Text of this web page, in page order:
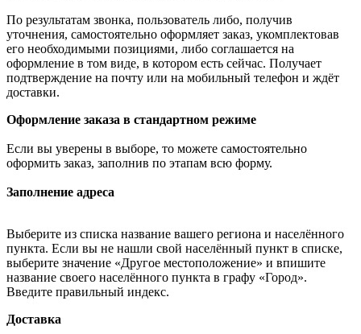
По результатам звонка, пользователь либо, получив
уточнения, самостоятельно оформляет заказ, укомплектовав
его необходимыми позициями, либо соглашается на
оформление в том виде, в котором есть сейчас. Получает
подтверждение на почту или на мобильный телефон и ждёт
доставки.
Оформление заказа в стандартном режиме
Если вы уверены в выборе, то можете самостоятельно
оформить заказ, заполнив по этапам всю форму.
Заполнение адреса
Выберите из списка название вашего региона и населённого
пункта. Если вы не нашли свой населённый пункт в списке,
выберите значение «Другое местоположение» и впишите
название своего населённого пункта в графу «Город».
Введите правильный индекс.
Доставка